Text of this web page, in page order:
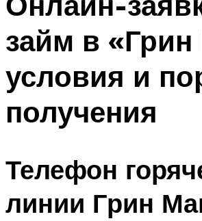
займ в
условия и
получения
Телефон
линии Грин